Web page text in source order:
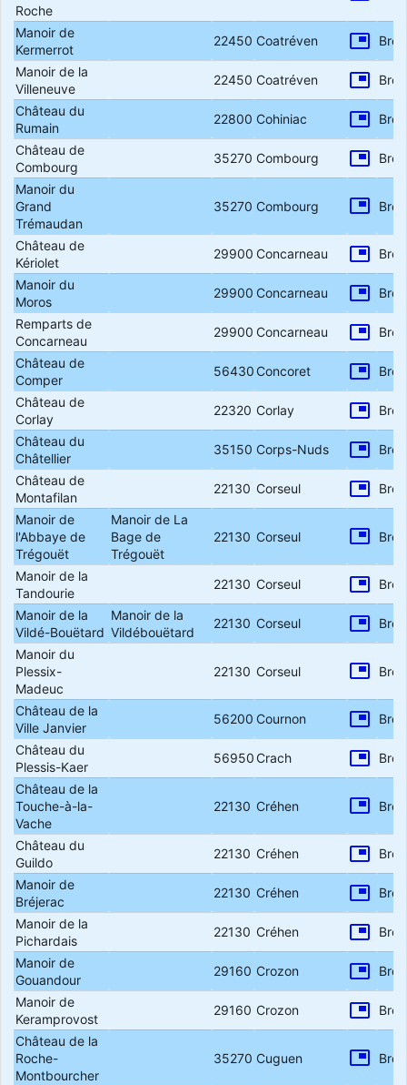
Roche
Manoir de
Kermerrot
22450 Coatréven picture_in_picture
Manoir de la
Villeneuve
22450 Coatréven picture_in_picture
Château du
Rumain
22800 Cohiniac picture_in_picture
Château de
Combourg
35270 Combourg picture_in_picture
Manoir du
Grand
Trémaudan
35270 Combourg picture_in_picture
Château de
Kériolet
29900 Concarneau picture_in_picture
Manoir du
Moros
29900 Concarneau picture_in_picture
Remparts de
Concarneau
29900 Concarneau picture_in_picture
Château de
Comper
56430Concoret picture_in_picture
Château de
Corlay
22320 Corlay picture_in_picture
Château du
Châtellier
35150 Corps-Nuds picture_in_picture
Château de
Montafilan
22130 Corseul picture_in_picture
Manoir de
l'Abbaye de
Trégouët
Manoir de La
Bage de
Trégouët
22130 Corseul picture_in_picture
Manoir de la
Tandourie
22130 Corseul picture_in_picture
Manoir de la
Vildé-Bouëtard
Manoir de la
Vildébouëtard
22130 Corseul picture_in_picture
Manoir du
Plessix-
Madeuc
22130 Corseul picture_in_picture
Château de la
Ville Janvier
56200 Cournon picture_in_picture
Château du
Plessis-Kaer
56950Crach picture_in_picture
Château de la
Touche-à-la-
Vache
22130 Créhen picture_in_picture
Château du
Guildo
22130 Créhen picture_in_picture
Manoir de
Bréjerac
22130 Créhen picture_in_picture
Manoir de la
Pichardais
22130 Créhen picture_in_picture
Manoir de
Gouandour
29160 Crozon picture_in_picture
Manoir de
Keramprovost
29160 Crozon picture_in_picture
Château de la
Roche-
Montbourcher
35270 Cuguen picture_in_picture